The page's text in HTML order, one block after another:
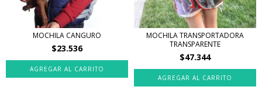
MOCHILA CANGURO
$23.536
AGREGAR AL CARRITO
MOCHILA TRANSPORTADORA
TRANSPARENTE
$47.344